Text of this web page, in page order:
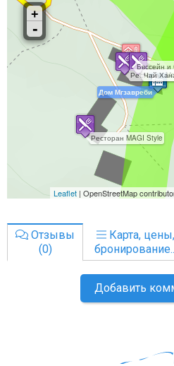
Отзывы
(0)
Карта, цены,
Добавить